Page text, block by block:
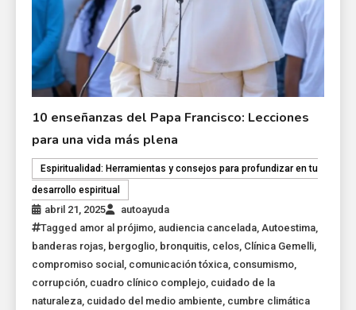
10 enseñanzas del Papa Francisco: Lecciones
para una vida más plena
Espiritualidad: Herramientas y consejos para profundizar en tu
desarrollo espiritual
abril 21, 2025
autoayuda
Tagged amor al prójimo, audiencia cancelada,Autoestima,
banderas rojas, bergoglio, bronquitis, celos, Clínica Gemelli,
compromiso social , comunicación tóxica, consumismo,
corrupción, cuadro clínico complejo, cuidado de la
naturaleza, cuidado del medio ambiente, cumbre climática